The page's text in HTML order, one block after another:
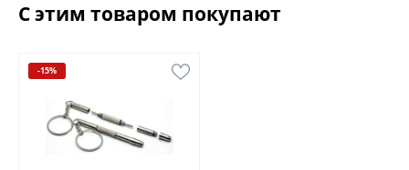
С этим товаром покупают
-15%